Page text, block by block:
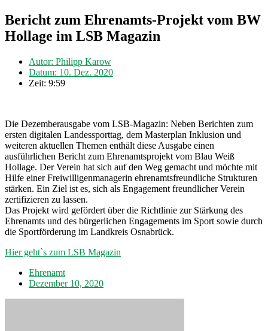
Bericht zum Ehrenamts-Projekt vom BW
Hollage im LSB Magazin
Autor: Philipp Karow
Datum: 10. Dez. 2020
Zeit: 9:59
Die Dezemberausgabe vom LSB-Magazin: Neben Berichten zum
ersten digitalen Landessporttag, dem Masterplan Inklusion und
weiteren aktuellen Themen enthält diese Ausgabe einen
ausführlichen Bericht zum Ehrenamtsprojekt vom Blau Weiß
Hollage. Der Verein hat sich auf den Weg gemacht und möchte mit
Hilfe einer Freiwilligenmanagerin ehrenamtsfreundliche Strukturen
stärken. Ein Ziel ist es, sich als Engagement freundlicher Verein
zertifizieren zu lassen.
Das Projekt wird gefördert über die Richtlinie zur Stärkung des
Ehrenamts und des bürgerlichen Engagements im Sport sowie durch
die Sportförderung im Landkreis Osnabrück.
Hier geht`s zum LSB Magazin
Ehrenamt
Dezember 10, 2020